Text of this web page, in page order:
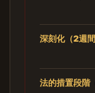
深刻化（2週間
法的措置段階